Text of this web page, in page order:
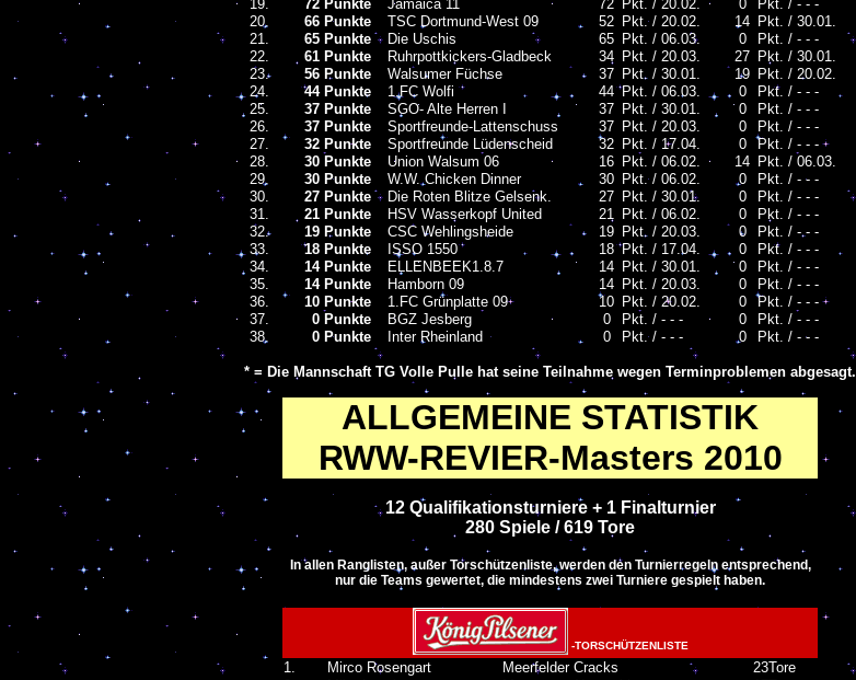
19.
72 Punkte Jamaica 11 72 Pkt. / 20.02. 0
Pkt. / - - -
20.
66 Punkte TSC Dortmund-West 09 52 Pkt. / 20.02. 14 Pkt. / 30.01.
21.
65 Punkte Die Uschis 65 Pkt. / 06.03. 0
Pkt. / - - -
22.
61 Punkte Ruhrpottkickers-Gladbeck 34 Pkt. / 20.03. 27 Pkt. / 30.01.
23.
56 Punkte Walsumer Füchse 37 Pkt. / 30.01. 19 Pkt. / 20.02.
24.
44 Punkte 1.FC Wolfi 44 Pkt. / 06.03. 0
Pkt. / - - -
25.
37 Punkte SGO- Alte Herren I 37 Pkt. / 30.01. 0
Pkt. / - - -
26.
37 Punkte Sportfreunde-Lattenschuss 37 Pkt. / 20.03. 0
Pkt. / - - -
27.
32 Punkte Sportfreunde Lüdenscheid 32 Pkt. / 17.04. 0
Pkt. / - - -
28.
30 Punkte Union Walsum 06 16 Pkt. / 06.02. 14 Pkt. / 06.03.
29.
30 Punkte W.W. Chicken Dinner 30 Pkt. / 06.02. 0
Pkt. / - - -
30.
27 Punkte Die Roten Blitze Gelsenk. 27 Pkt. / 30.01. 0
Pkt. / - - -
31.
21 Punkte HSV Wasserkopf United 21 Pkt. / 06.02. 0
Pkt. / - - -
32.
19 Punkte CSC Wehlingsheide 19 Pkt. / 20.03. 0
Pkt. / - - -
33.
18 Punkte ISSO 1550 18 Pkt. / 17.04. 0
Pkt. / - - -
34.
14 Punkte ELLENBEEK1.8.7 14 Pkt. / 30.01. 0
Pkt. / - - -
35.
14 Punkte Hamborn 09 14 Pkt. / 20.03. 0
Pkt. / - - -
36.
10 Punkte 1.FC Grünplatte 09 10 Pkt. / 20.02. 0
Pkt. / - - -
37.
0 Punkte BGZ Jesberg 0 Pkt. / - - - 0
Pkt. / - - -
38.
0 Punkte Inter Rheinland 0 Pkt. / - - - 0 Pkt. / - - -
* = Die Mannschaft TG Volle Pulle hat seine Teilnahme wegen Terminproblemen abgesagt.
ALLGEMEINE STATISTIK
RWW-REVIER-Masters 2010
12 Qualifikationsturniere + 1 Finalturnier
280 Spiele / 619 Tore
In allen Ranglisten, außer Torschützenliste, werden den Turnierregeln entsprechend,
nur die Teams gewertet, die mindestens zwei Turniere gespielt haben.
-TORSCHÜTZENLISTE
1. Mirco Rosengart Meerfelder Cracks 23Tore